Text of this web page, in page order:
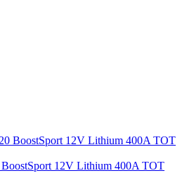
BoostSport 12V Lithium 400A TOT